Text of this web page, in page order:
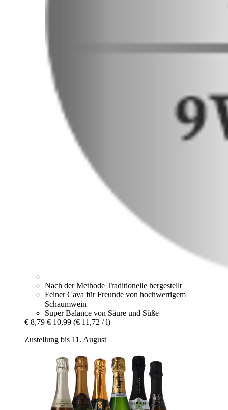
Nach der Methode Traditionelle hergestellt
Feiner Cava für Freunde von hochwertigem
Schaumwein
Super Balance von Säure und Süße
€ 8,79 € 10,99 (€ 11,72 / l)
Zustellung bis 11. August